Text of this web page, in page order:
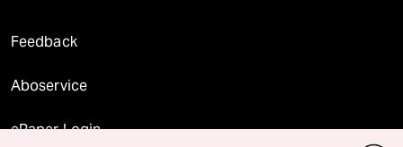
Feedback
Aboservice
ePaper Login